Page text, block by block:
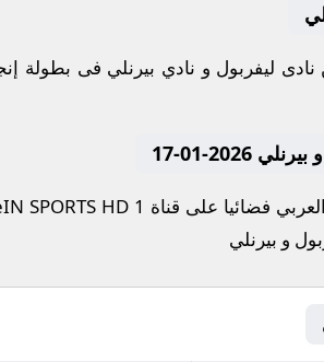
01-17
و بيرنلي